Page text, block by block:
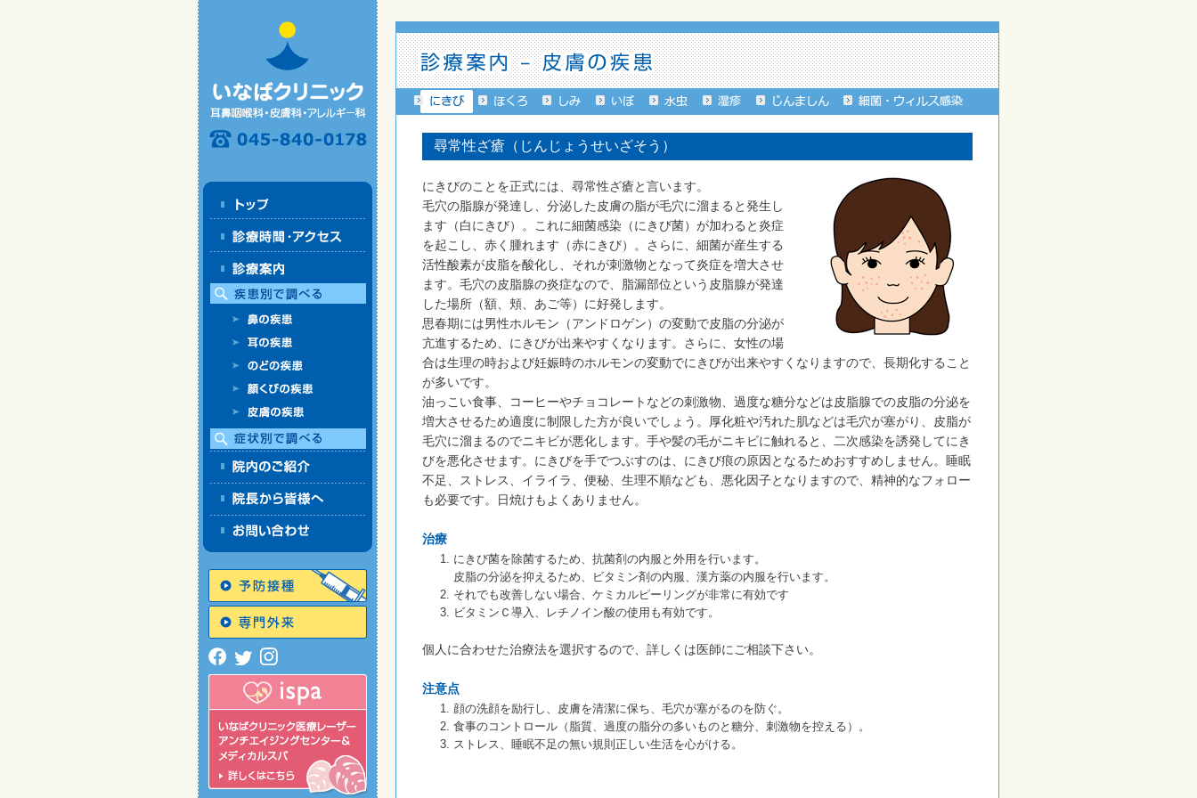
尋常性ざ瘡 （じんじょうせいざそう）
にきびのことを正式には、尋常性ざ瘡と言います。
毛穴の脂腺が発達し、分泌した皮膚の脂が毛穴に溜まると発生し
ます（白にきび）。これに細菌感染（にきび菌）が加わると炎症
を起こし、赤く腫れます（赤にきび）。さらに、細菌が産生する
活性酸素が皮脂を酸化し、それが刺激物となって炎症を増大させ
ます。毛穴の皮脂腺の炎症なので、脂漏部位という皮脂腺が発達
した場所（額、頬、あご等）に好発します。
思春期には男性ホルモン（アンドロゲン）の変動で皮脂の分泌が
亢進するため、にきびが出来やすくなります。さらに、女性の場
合は生理の時および妊娠時のホルモンの変動でにきびが出来やすくなりますので、長期化すること
が多いです。
油っこい食事、コーヒーやチョコレートなどの刺激物、過度な糖分などは皮脂腺での皮脂の分泌を
増大させるため適度に制限した方が良いでしょう。厚化粧や汚れた肌などは毛穴が塞がり、皮脂が
毛穴に溜まるのでニキビが悪化します。手や髪の毛がニキビに触れると、二次感染を誘発してにき
びを悪化させます。にきびを手でつぶすのは、にきび痕の原因となるためおすすめしません。睡眠
不足、ストレス、イライラ、便秘、生理不順なども、悪化因子となりますので、精神的なフォロー
も必要です。日焼けもよくありません。
治療
にきび菌を除菌するため、抗菌剤の内服と外用を行います。
皮脂の分泌を抑えるため、ビタミン剤の内服、漢方薬の内服を行います。
それでも改善しない場合、ケミカルピーリングが非常に有効です
ビタミンＣ導入、レチノイン酸の使用も有効です。
個人に合わせた治療法を選択するので、詳しくは医師にご相談下さい。
注意点
顔の洗顔を励行し、皮膚を清潔に保ち、毛穴が塞がるのを防ぐ。
食事のコントロール（脂質、過度の脂分の多いものと糖分、刺激物を控える）。
ストレス、睡眠不足の無い規則正しい生活を心がける。